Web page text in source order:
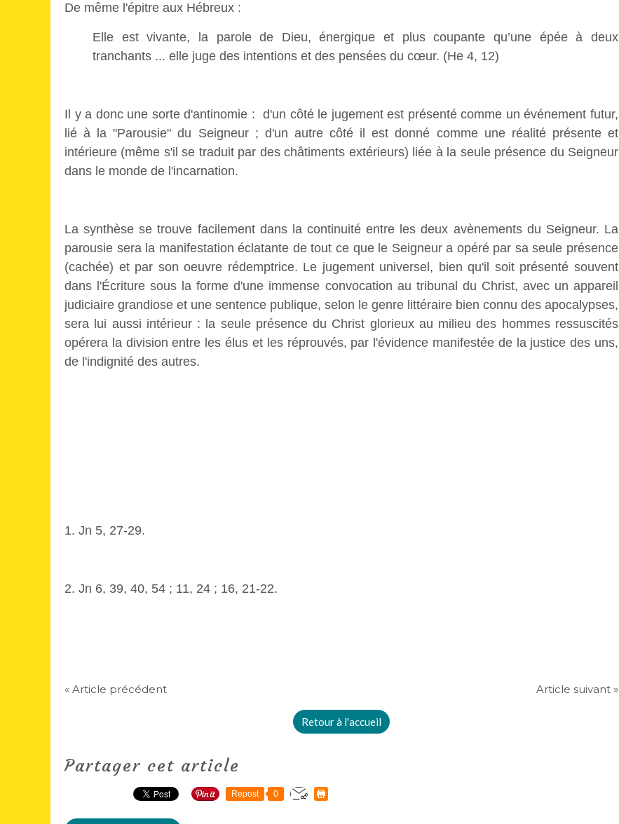
De même l'épitre aux Hébreux :
Elle est vivante, la parole de Dieu, énergique et plus coupante qu’une épée à deux
tranchants ... elle juge des intentions et des pensées du cœur. (He 4, 12)
Il y a donc une sorte d'antinomie : d'un côté le jugement est présenté comme un événement futur,
lié à la "Parousie" du Seigneur ; d'un autre côté il est donné comme une réalité présente et
intérieure (même s'il se traduit par des châtiments extérieurs) liée à la seule présence du Seigneur
dans le monde de l'incarnation.
La synthèse se trouve facilement dans la continuité entre les deux avènements du Seigneur. La
parousie sera la manifestation éclatante de tout ce que le Seigneur a opéré par sa seule présence
(cachée) et par son oeuvre rédemptrice. Le jugement universel, bien qu'il soit présenté souvent
dans l'Écriture sous la forme d'une immense convocation au tribunal du Christ, avec un appareil
judiciaire grandiose et une sentence publique, selon le genre littéraire bien connu des apocalypses,
sera lui aussi intérieur : la seule présence du Christ glorieux au milieu des hommes ressuscités
opérera la division entre les élus et les réprouvés, par l'évidence manifestée de la justice des uns,
de l'indignité des autres.
1. Jn 5, 27-29.
2. Jn 6, 39, 40, 54 ; 11, 24 ; 16, 21-22.
« Article précédent Article suivant »
Retour à l'accueil
Partager cet article
Repost 0